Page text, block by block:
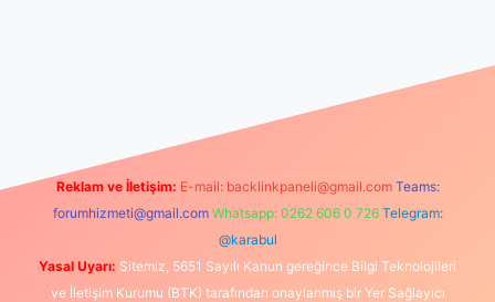
Reklam ve İletişim: E-mail: backlinkpaneli@gmail.com Teams:
forumhizmeti@gmail.com Whatsapp: 0262 606 0 726 Telegram:
@karabul
Yasal Uyarı: Sitemiz, 5651 Sayılı Kanun gereğince Bilgi Teknolojileri
ve İletişim Kurumu (BTK) tarafından onaylanmış bir Yer Sağlayıcı